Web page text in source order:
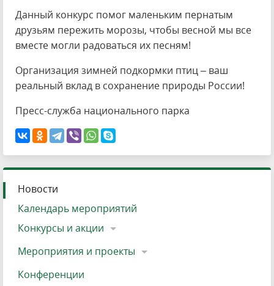
Данный конкурс помог маленьким пернатым
друзьям пережить морозы, чтобы весной мы все
вместе могли радоваться их песням!
Организация зимней подкормки птиц – ваш
реальный вклад в сохранение природы России!
Пресс-служба национального парка
Новости
Календарь мероприятий
Конкурсы и акции
Мероприятия и проекты
Конференции